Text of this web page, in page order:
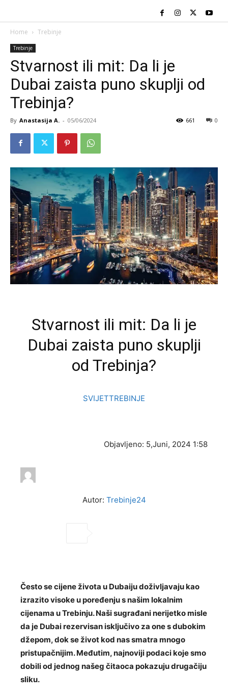
Home Trebinje
Trebinje
Stvarnost ili mit: Da li je
Dubai zaista puno skuplji od
Trebinja?
By Anastasija A. - 05/06/2024 0
661
Stvarnost ili mit: Da li je
Dubai zaista puno skuplji
od Trebinja?
SVIJETTREBINJE
Objavljeno: 5,Juni, 2024 1:58
Autor: Trebinje24
Često se cijene života u Dubaiju doživljavaju kao
izrazito visoke u poređenju s našim lokalnim
cijenama u Trebinju. Naši sugrađani nerijetko misle
da je Dubai rezervisan isključivo za one s dubokim
džepom, dok se život kod nas smatra mnogo
pristupačnijim. Međutim, najnoviji podaci koje smo
dobili od jednog našeg čitaoca pokazuju drugačiju
sliku.